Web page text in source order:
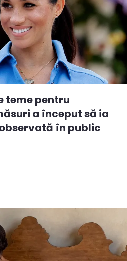
teme pentru
a început să ia
în public